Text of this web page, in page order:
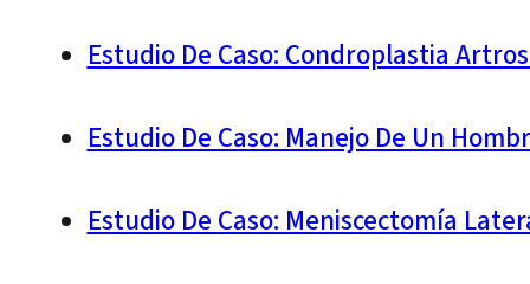
Estudio De Caso: Condroplastia
Estudio De Caso: Manejo De Un
Estudio De Caso: Meniscectomía